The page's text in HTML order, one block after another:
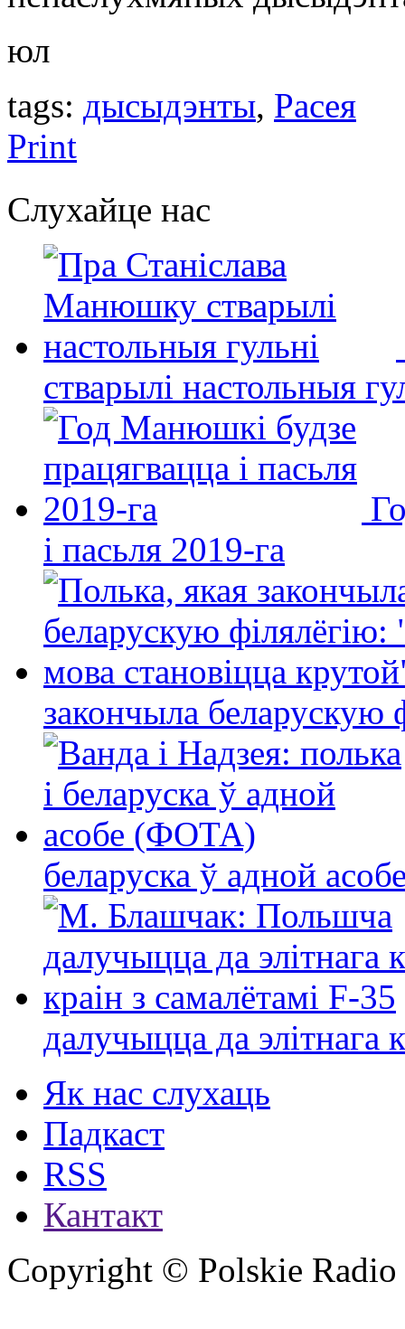
юл
tags: дысыдэнты, Расея
Print
Слухайце нас
стварылі настольныя
і пасьля 2019-га
закончыла беларускую
беларуска ў адной
далучыцца да элітнага
Як нас слухаць
Падкаст
RSS
Кантакт
Copyright © Polskie